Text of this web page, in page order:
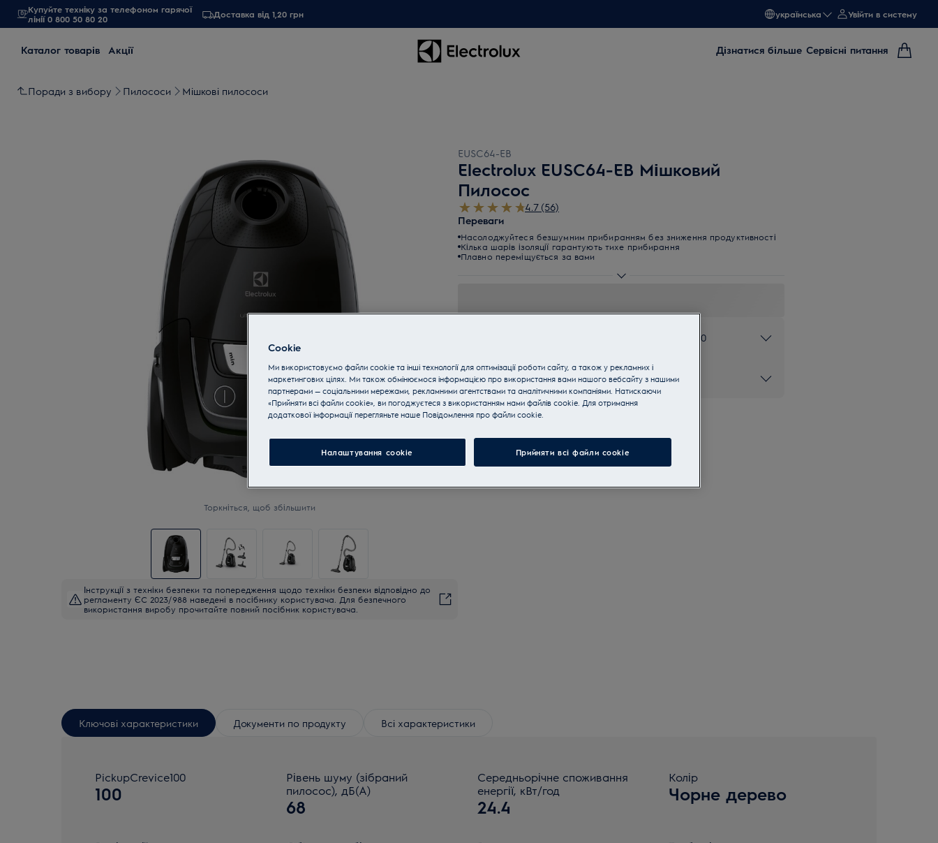
Купуйте техніку за телефоном гарячої
лінії 0 800 50 80 20
Доставка від 1,20 грн українська Увійти в систему
Каталог товарів Акції Дізнатися більше Сервісні питання
Поради з вибору Пилососи Мішкові пилососи
Торкніться, щоб збільшити
Інструкції з техніки безпеки та попередження щодо техніки безпеки відповідно до
регламенту ЄС 2023/988 наведені в посібнику користувача. Для безпечного
використання виробу прочитайте повний посібник користувача.
EUSC64-EB
Electrolux EUSC64-EB Мішковий
Пилосос
4.7 (56)
Переваги
Насолоджуйтеся безшумним прибиранням без зниження продуктивності
Кілька шарів ізоляції гарантують тихе прибирання
Плавно переміщується за вами
Купуйте техніку за телефоном 0 800 50 80 20
Вибір року 2020
Ключові характеристики Документи по продукту Всі характеристики
PickupCrevice100
100
Рівень шуму (зібраний
пилосос), дБ(А)
68
Середньорічне споживання
енергії, кВт/год
24.4
Колір
Чорне дерево
Cookie
Ми використовуємо файли cookie та інші технології для оптимізації роботи сайту, а також у рекламних і
маркетингових цілях. Ми також обмінюємося інформацією про використання вами нашого вебсайту з нашими
партнерами — соціальними мережами, рекламними агентствами та аналітичними компаніями. Натискаючи
«Прийняти всі файли cookie», ви погоджуєтеся з використанням нами файлів cookie. Для отримання
додаткової інформації перегляньте наше Пoвідомлення прo файли cookie.
Налаштування cookie Прийняти всі файли сookie